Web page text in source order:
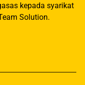
kepada syarikat
Solution.